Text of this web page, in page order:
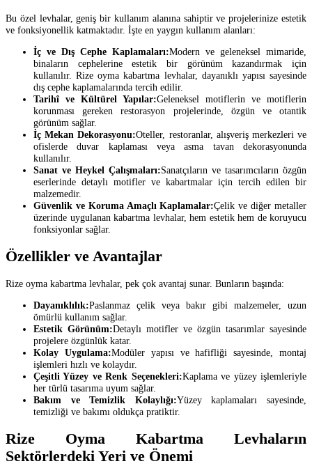
Bu özel levhalar, geniş bir kullanım alanına sahiptir ve projelerinize estetik
ve fonksiyonellik katmaktadır. İşte en yaygın kullanım alanları:
İç ve Dış Cephe Kaplamaları:Modern ve geleneksel mimaride,
binaların cephelerine estetik bir görünüm kazandırmak için
kullanılır. Rize oyma kabartma levhalar, dayanıklı yapısı sayesinde
dış cephe kaplamalarında tercih edilir.
Tarihî ve Kültürel Yapılar:Geleneksel motiflerin ve motiflerin
korunması gereken restorasyon projelerinde, özgün ve otantik
görünüm sağlar.
İç Mekan Dekorasyonu:Oteller, restoranlar, alışveriş merkezleri ve
ofislerde duvar kaplaması veya asma tavan dekorasyonunda
kullanılır.
Sanat ve Heykel Çalışmaları:Sanatçıların ve tasarımcıların özgün
eserlerinde detaylı motifler ve kabartmalar için tercih edilen bir
malzemedir.
Güvenlik ve Koruma Amaçlı Kaplamalar:Çelik ve diğer metaller
üzerinde uygulanan kabartma levhalar, hem estetik hem de koruyucu
fonksiyonlar sağlar.
Özellikler ve Avantajlar
Rize oyma kabartma levhalar, pek çok avantaj sunar. Bunların başında:
Dayanıklılık:Paslanmaz çelik veya bakır gibi malzemeler, uzun
ömürlü kullanım sağlar.
Estetik Görünüm:Detaylı motifler ve özgün tasarımlar sayesinde
projelere özgünlük katar.
Kolay Uygulama:Modüler yapısı ve hafifliği sayesinde, montaj
işlemleri hızlı ve kolaydır.
Çeşitli Yüzey ve Renk Seçenekleri:Kaplama ve yüzey işlemleriyle
her türlü tasarıma uyum sağlar.
Bakım ve Temizlik Kolaylığı:Yüzey kaplamaları sayesinde,
temizliği ve bakımı oldukça pratiktir.
Rize Oyma Kabartma Levhaların
Sektörlerdeki Yeri ve Önemi